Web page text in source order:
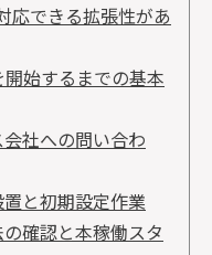
応できる拡張性があ
始するまでの基本
社への問い合わ
と初期設定作業
確認と本稼働スタ